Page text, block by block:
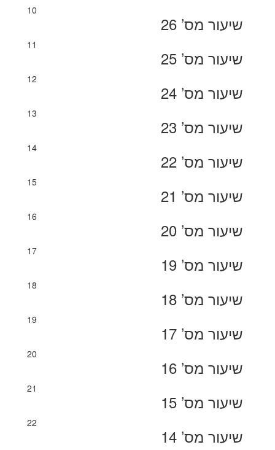
10
שיעור מס’ 26
11
שיעור מס’ 25
12
שיעור מס’ 24
13
שיעור מס’ 23
14
שיעור מס’ 22
15
שיעור מס’ 21
16
שיעור מס’ 20
17
שיעור מס’ 19
18
שיעור מס’ 18
19
שיעור מס’ 17
20
שיעור מס’ 16
21
שיעור מס’ 15
22
שיעור מס’ 14